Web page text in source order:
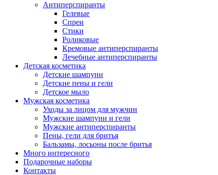
Антиперспиранты
Гелевые
Спреи
Стики
Роликовые
Кремовые антиперспиранты
Лечебные антиперспиранты
Детская косметика
Детские шампуни
Детские пены и гели
Детское мыло
Мужская косметика
Уходы за лицом для мужчин
Мужские шампуни и гели
Мужские антиперспиранты
Пены, гели для бритья
Бальзамы, лосьоны после бритья
Много интересного
Подарочные наборы
Контакты